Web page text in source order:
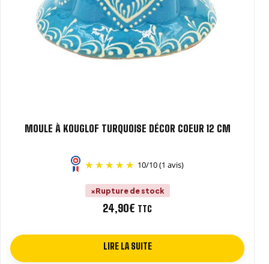
MOULE À KOUGLOF TURQUOISE DÉCOR COEUR 12 CM
10/10(1 avis)
Rupture de stock
24,90€ TTC
LIRE LA SUITE